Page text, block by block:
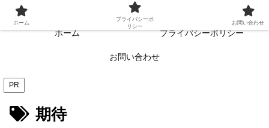
常に読者目線・読者ファーストを目指す!!
ホーム プライバシーポリシー
お問い合わせ
PR
期待
ホーム
プライバシーポ
リシー
お問い合わせ